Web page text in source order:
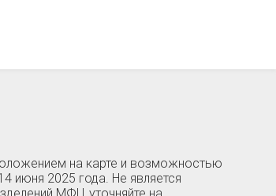
на карте и возможностью
июня 2025 года. Не является